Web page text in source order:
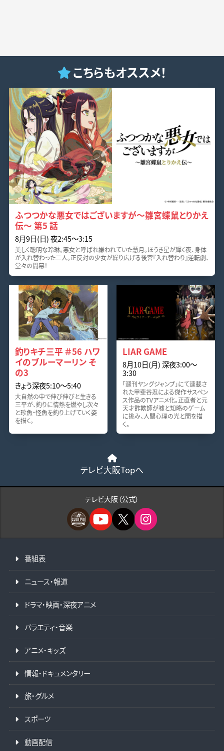
こちらもオススメ！
ふつつかな悪女ではございますが～雛宮蝶鼠とりかえ
伝～ 第5 話
8月9日(日) 夜2:45〜3:15
美しく聡明な玲琳。悪女と呼ばれ嫌われていた慧月。ほうき星が輝く夜、身体
が入れ替わった二人。正反対の少女が繰り広げる後宮『入れ替わり』逆転劇、
堂々の開幕！
釣りキチ三平 ＃56 ハワ
イのブルーマーリン そ
の3
きょう深夜5:10〜5:40
大自然の中で伸び伸びと生きる
三平が、釣りに情熱を燃やし次々
と珍魚・怪魚を釣り上げていく姿
を描く。
LIAR GAME
8月10日(月) 深夜3:00〜
3:30
「週刊ヤングジャンプ」にて連載さ
れた甲斐谷忍による傑作サスペン
ス作品のTVアニメ化。正直者と元
天才詐欺師が嘘と知略のゲーム
に挑み、人間心理の光と闇を描
く。
テレビ大阪Topへ
テレビ大阪（公式）
番組表
ニュース・報道
ドラマ・映画・深夜アニメ
バラエティ・音楽
アニメ・キッズ
情報・ドキュメンタリー
旅・グルメ
スポーツ
動画配信